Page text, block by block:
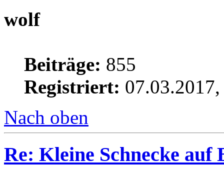
wolf
Beiträge: 855
Registriert:
Nach oben
Re: Kleine Schnecke auf